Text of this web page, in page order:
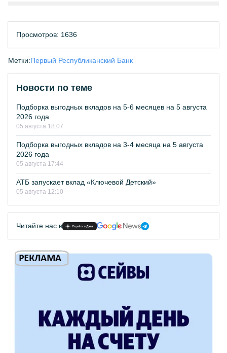
Просмотров: 1636
Метки:Первый Республиканский Банк
Новости по теме
Подборка выгодных вкладов на 5-6 месяцев на 5 августа
2026 года
05 августа 18:07
Подборка выгодных вкладов на 3-4 месяца на 5 августа
2026 года
05 августа 17:44
АТБ запускает вклад «Ключевой Детский»
05 августа 12:10
Читайте нас в